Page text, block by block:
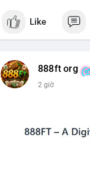
$btc
📰 Nguồn: CoinDesk
Like
888ft org
2 giờ